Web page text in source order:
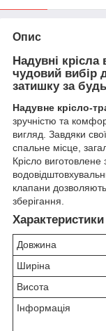
Опис
Надувні крісла
чудовий вибір
затишку за
Надувне крісло-
зручністю та
вигляд. Завдяки
спальне місце,
Крісло виготовлене
клапани
зберігання.
Характеристики
Довжина
Ширіна
Висота
Інформація